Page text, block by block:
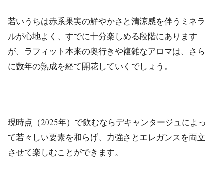
若いうちは赤系果実の鮮やかさと清涼感を伴うミネラ
ルが心地よく、すでに十分楽しめる段階にあります
が、ラフィット本来の奥行きや複雑なアロマは、さら
に数年の熟成を経て開花していくでしょう。
現時点（2025年）で飲むならデキャンタージュによっ
て若々しい要素を和らげ、力強さとエレガンスを両立
させて楽しむことができます。